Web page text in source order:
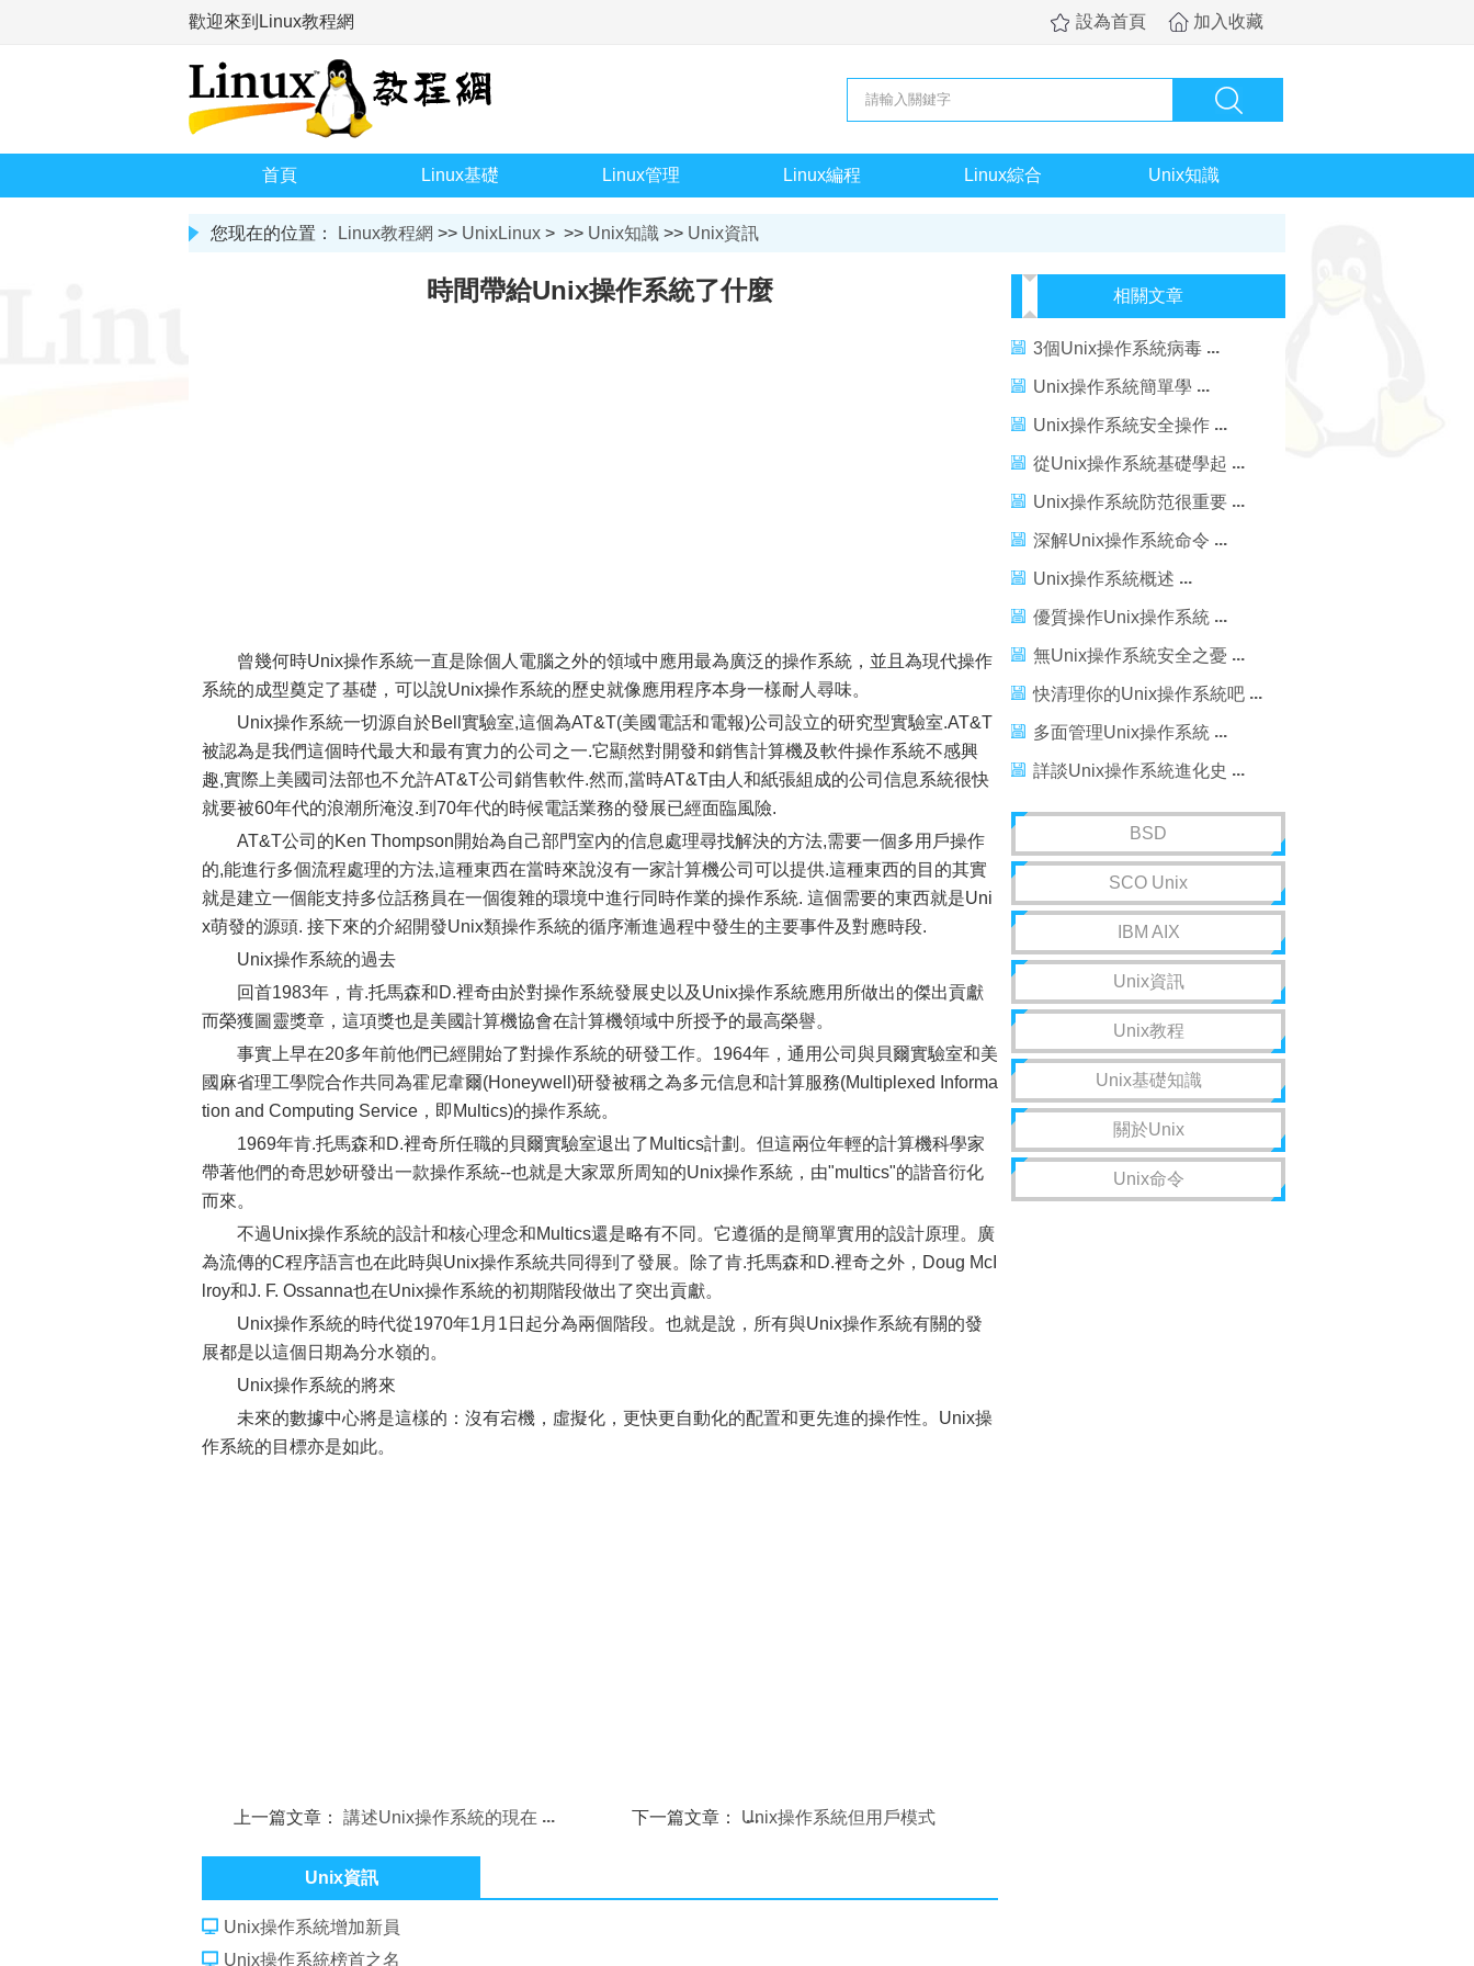
歡迎來到Linux教程網 設為首頁 加入收藏
首頁 Linux基礎 Linux管理 Linux編程 Linux綜合 Unix知識
您现在的位置： Linux教程網 >> UnixLinux > >> Unix知識 >> Unix資訊
時間帶給Unix操作系統了什麼
曾幾何時Unix操作系統一直是除個人電腦之外的領域中應用最為廣泛的操作系統，並且為現代操作
系統的成型奠定了基礎，可以說Unix操作系統的歷史就像應用程序本身一樣耐人尋味。
Unix操作系統一切源自於Bell實驗室,這個為AT&T(美國電話和電報)公司設立的研究型實驗室.AT&T
被認為是我們這個時代最大和最有實力的公司之一.它顯然對開發和銷售計算機及軟件操作系統不感興
趣,實際上美國司法部也不允許AT&T公司銷售軟件.然而,當時AT&T由人和紙張組成的公司信息系統很快
就要被60年代的浪潮所淹沒.到70年代的時候電話業務的發展已經面臨風險.
AT&T公司的Ken Thompson開始為自己部門室內的信息處理尋找解決的方法,需要一個多用戶操作
的,能進行多個流程處理的方法,這種東西在當時來說沒有一家計算機公司可以提供.這種東西的目的其實
就是建立一個能支持多位話務員在一個復雜的環境中進行同時作業的操作系統. 這個需要的東西就是Uni
x萌發的源頭. 接下來的介紹開發Unix類操作系統的循序漸進過程中發生的主要事件及對應時段.
Unix操作系統的過去
回首1983年，肯.托馬森和D.裡奇由於對操作系統發展史以及Unix操作系統應用所做出的傑出貢獻
而榮獲圖靈獎章，這項獎也是美國計算機協會在計算機領域中所授予的最高榮譽。
事實上早在20多年前他們已經開始了對操作系統的研發工作。1964年，通用公司與貝爾實驗室和美
國麻省理工學院合作共同為霍尼韋爾(Honeywell)研發被稱之為多元信息和計算服務(Multiplexed Informa
tion and Computing Service，即Multics)的操作系統。
1969年肯.托馬森和D.裡奇所任職的貝爾實驗室退出了Multics計劃。但這兩位年輕的計算機科學家
帶著他們的奇思妙研發出一款操作系統--也就是大家眾所周知的Unix操作系統，由"multics"的諧音衍化
而來。
不過Unix操作系統的設計和核心理念和Multics還是略有不同。它遵循的是簡單實用的設計原理。廣
為流傳的C程序語言也在此時與Unix操作系統共同得到了發展。除了肯.托馬森和D.裡奇之外，Doug McI
lroy和J. F. Ossanna也在Unix操作系統的初期階段做出了突出貢獻。
Unix操作系統的時代從1970年1月1日起分為兩個階段。也就是說，所有與Unix操作系統有關的發
展都是以這個日期為分水嶺的。
Unix操作系統的將來
未來的數據中心將是這樣的：沒有宕機，虛擬化，更快更自動化的配置和更先進的操作性。Unix操
作系統的目標亦是如此。
上一篇文章：講述Unix操作系統的現在 下一篇文章： Unix操作系統但用戶模式
Unix資訊
Unix操作系統增加新員
Unix操作系統榜首之名
相關文章
3個Unix操作系統病毒
Unix操作系統簡單學
Unix操作系統安全操作
從Unix操作系統基礎學起
Unix操作系統防范很重要
深解Unix操作系統命令
Unix操作系統概述
優質操作Unix操作系統
無Unix操作系統安全之憂
快清理你的Unix操作系統吧
多面管理Unix操作系統
詳談Unix操作系統進化史
BSD
SCO Unix
IBM AIX
Unix資訊
Unix教程
Unix基礎知識
關於Unix
Unix命令